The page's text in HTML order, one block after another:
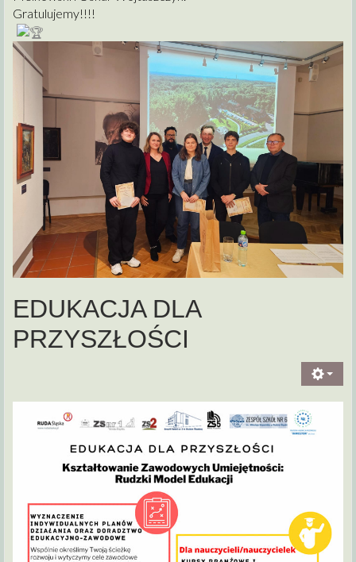
Gratulujemy!!!!
EDUKACJA DLA
PRZYSZŁOŚCI